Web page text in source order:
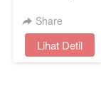
Share
`Lihat Detil